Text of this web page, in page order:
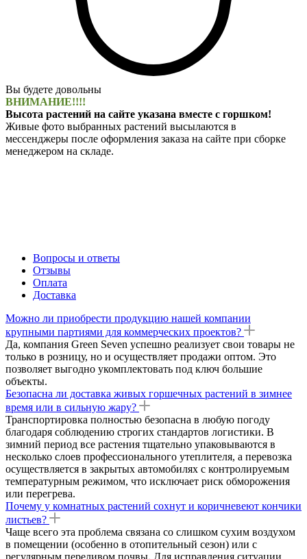
Вы будете довольны
ВНИМАНИЕ!!!!
Высота растений на сайте указана вместе с горшком!
Живые фото выбранных растений высылаются в
мессенджеры после оформления заказа на сайте при сборке
менеджером на складе.
Вопросы и ответы
Отзывы
Оплата
Доставка
Можно ли приобрести продукцию нашей компании
крупными партиями для коммерческих проектов?
Да, компания Green Seven успешно реализует свои товары не
только в розницу, но и осуществляет продажи оптом. Это
позволяет выгодно укомплектовать под ключ большие
объекты.
Безопасна ли доставка живых горшечных растений в зимнее
время или в сильную жару?
Транспортировка полностью безопасна в любую погоду
благодаря соблюдению строгих стандартов логистики. В
зимний период все растения тщательно упаковываются в
несколько слоев профессионального утеплителя, а перевозка
осуществляется в закрытых автомобилях с контролируемым
температурным режимом, что исключает риск обморожения
или перегрева.
Почему у комнатных растений сохнут и коричневеют кончики
листьев?
Чаще всего эта проблема связана со слишком сухим воздухом
в помещении (особенно в отопительный сезон) или с
регулярным переливом почвы. Для исправления ситуации